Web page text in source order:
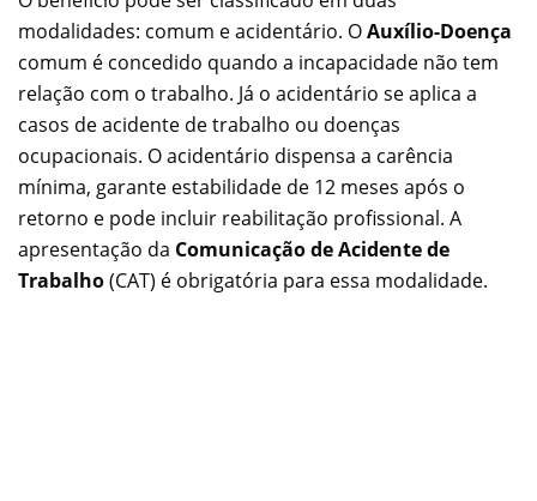
modalidades: comum e acidentário. OAuxílio-Doença
comum é concedido quando a incapacidade não tem
relação com o trabalho. Já o acidentário se aplica a
casos de acidente de trabalho ou doenças
ocupacionais. O acidentário dispensa a carência
mínima, garante estabilidade de 12 meses após o
retorno e pode incluir reabilitação profissional. A
apresentação da Comunicação de Acidente de
Trabalho(CAT) é obrigatória para essa modalidade.